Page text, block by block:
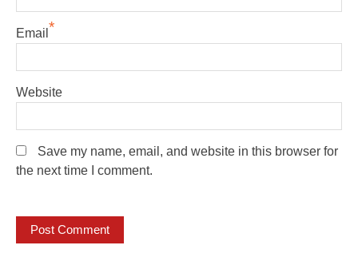
Email *
Website
Save my name, email, and website in this browser for
the next time I comment.